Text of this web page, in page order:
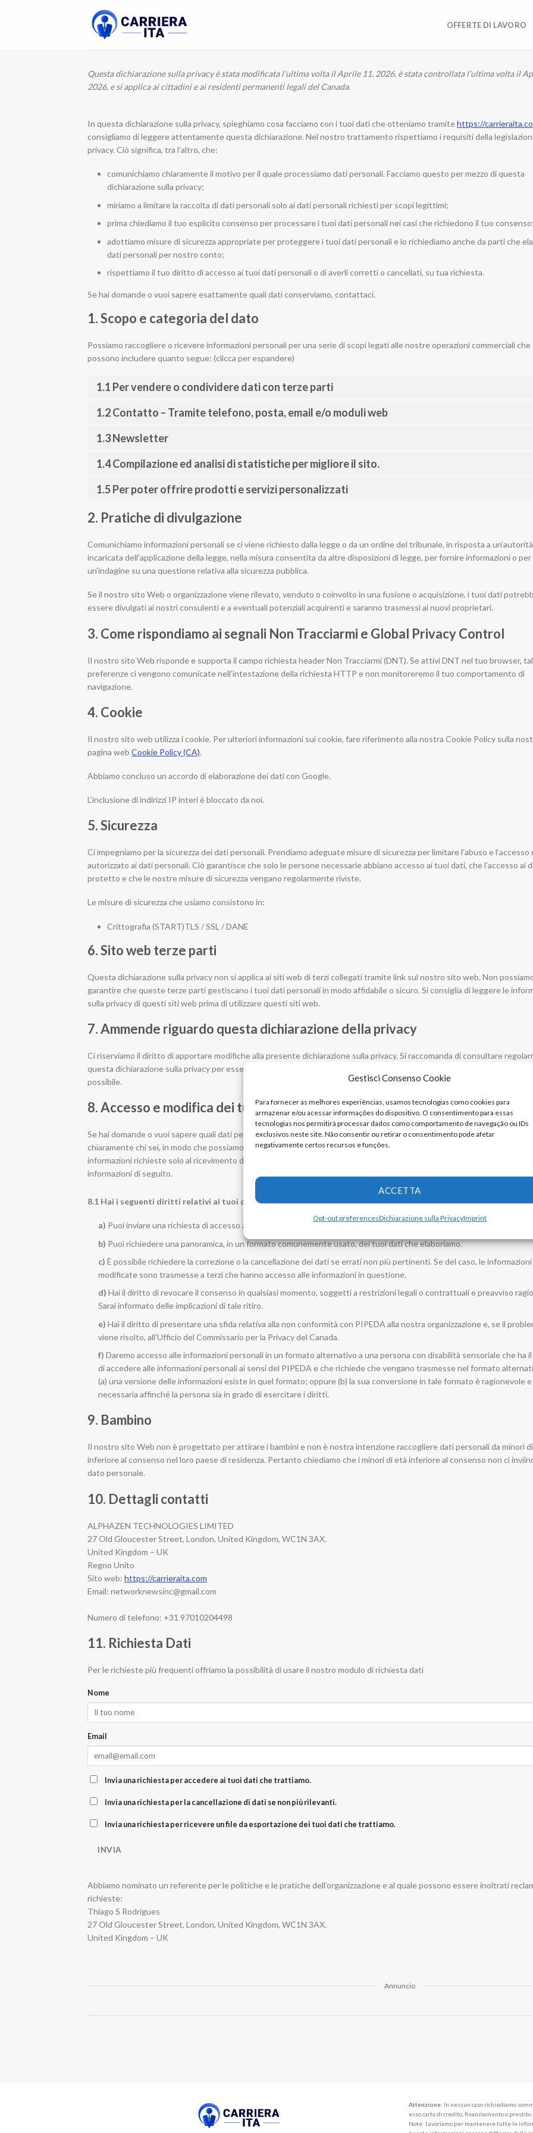
Gestisci Consenso Cookie
Para fornecer as melhores experiências, usamos tecnologias como cookies para
armazenar e/ou acessar informações do dispositivo. O consentimento para essas
tecnologias nos permitirá processar dados como comportamento de navegação ou IDs
exclusivos neste site. Não consentir ou retirar o consentimento pode afetar
negativamente certos recursos e funções.
ACCETTA
Opt-out preferencesDichiarazione sulla PrivacyImprint
OFFERTE DI LAVORO
Questa dichiarazione sulla privacy è stata modificata l’ultima volta il Aprile 11, 2026, è stata controllata l’ultima volta il
2026, e si applica ai cittadini e ai residenti permanenti legali del Canada.
In questa dichiarazione sulla privacy, spieghiamo cosa facciamo con i tuoi dati che otteniamo tramitehttps://
consigliamo di leggere attentamente questa dichiarazione. Nel nostro trattamento rispettiamo i requisiti della
privacy. Ciò significa, tra l’altro, che:
comunichiamo chiaramente il motivo per il quale processiamo dati personali. Facciamo questo per mezzo di questa
dichiarazione sulla privacy;
miriamo a limitare la raccolta di dati personali solo ai dati personali richiesti per scopi legittimi;
prima chiediamo il tuo esplicito consenso per processare i tuoi dati personali nei casi che richiedono il tuo consenso;
adottiamo misure di sicurezza appropriate per proteggere i tuoi dati personali e lo richiediamo anche da parti che
dati personali per nostro conto;
rispettiamo il tuo diritto di accesso ai tuoi dati personali o di averli corretti o cancellati, su tua richiesta.
Se hai domande o vuoi sapere esattamente quali dati conserviamo, contattaci.
1. Scopo e categoria del dato
Possiamo raccogliere o ricevere informazioni personali per una serie di scopi legati alle nostre operazioni commerciali che
possono includere quanto segue: (clicca per espandere)
1.1 Per vendere o condividere dati con terze parti
1.2 Contatto – Tramite telefono, posta, email e/o moduli web
1.3 Newsletter
1.4 Compilazione ed analisi di statistiche per migliore il sito.
1.5 Per poter offrire prodotti e servizi personalizzati
2. Pratiche di divulgazione
Comunichiamo informazioni personali se ci viene richiesto dalla legge o da un ordine del tribunale, in risposta a un’autorità
incaricata dell’applicazione della legge, nella misura consentita da altre disposizioni di legge, per fornire informazioni o per
un’indagine su una questione relativa alla sicurezza pubblica.
Se il nostro sito Web o organizzazione viene rilevato, venduto o coinvolto in una fusione o acquisizione, i tuoi dati
essere divulgati ai nostri consulenti e a eventuali potenziali acquirenti e saranno trasmessi ai nuovi proprietari.
3. Come rispondiamo ai segnali Non Tracciarmi e Global Privacy Control
Il nostro sito Web risponde e supporta il campo richiesta header Non Tracciarmi (DNT). Se attivi DNT nel tuo browser,
preferenze ci vengono comunicate nell’intestazione della richiesta HTTP e non monitoreremo il tuo comportamento di
navigazione.
4. Cookie
Il nostro sito web utilizza i cookie. Per ulteriori informazioni sui cookie, fare riferimento alla nostra Cookie Policy sulla
pagina web Cookie Policy (CA).
Abbiamo concluso un accordo di elaborazione dei dati con Google.
L’inclusione di indirizzi IP interi è bloccato da noi.
5. Sicurezza
Ci impegniamo per la sicurezza dei dati personali. Prendiamo adeguate misure di sicurezza per limitare l’abuso e l’accesso
autorizzato ai dati personali. Ciò garantisce che solo le persone necessarie abbiano accesso ai tuoi dati, che l’accesso ai
protetto e che le nostre misure di sicurezza vengano regolarmente riviste.
Le misure di sicurezza che usiamo consistono in:
Crittografia (START)TLS / SSL / DANE
6. Sito web terze parti
Questa dichiarazione sulla privacy non si applica ai siti web di terzi collegati tramite link sul nostro sito web. Non
garantire che queste terze parti gestiscano i tuoi dati personali in modo affidabile o sicuro. Si consiglia di leggere le
sulla privacy di questi siti web prima di utilizzare questi siti web.
7. Ammende riguardo questa dichiarazione della privacy
Ci riserviamo il diritto di apportare modifiche alla presente dichiarazione sulla privacy. Si raccomanda di consultare
questa dichiarazione sulla privacy per essere a conoscenza di eventuali modifiche. Inoltre, ti informeremo attivamente
possibile.
8. Accesso e modifica dei tuoi dati
Se hai domande o vuoi sapere quali dati personali abbiamo di te, ti preghiamo di contattarci. Assicurati di indicare sempre
chiaramente chi sei, in modo che possiamo essere certi di non modificare o eliminare i dati della persona sbagliata.
informazioni richieste solo al ricevimento di una richiesta verificabile da parte del consumatore. Puoi contattarci
informazioni di seguito.
8.1 Hai i seguenti diritti relativi ai tuoi dati personali
Puoi inviare una richiesta di accesso ai tuoi dati che elaboriamo.
Puoi richiedere una panoramica, in un formato comunemente usato, dei tuoi dati che elaboriamo.
È possibile richiedere la correzione o la cancellazione dei dati se errati non più pertinenti. Se del caso, le informazioni
modificate sono trasmesse a terzi che hanno accesso alle informazioni in questione.
Hai il diritto di revocare il consenso in qualsiasi momento, soggetti a restrizioni legali o contrattuali e preavviso
Sarai informato delle implicazioni di tale ritiro.
Hai il diritto di presentare una sfida relativa alla non conformità con PIPEDA alla nostra organizzazione e, se il
viene risolto, all’Ufficio del Commissario per la Privacy del Canada.
Daremo accesso alle informazioni personali in un formato alternativo a una persona con disabilità sensoriale che ha
di accedere alle informazioni personali ai sensi del PIPEDA e che richiede che vengano trasmesse nel formato
(a) una versione delle informazioni esiste in quel formato; oppure (b) la sua conversione in tale formato è ragionevole e
necessaria affinché la persona sia in grado di esercitare i diritti.
9. Bambino
Il nostro sito Web non è progettato per attirare i bambini e non è nostra intenzione raccogliere dati personali da minori
inferiore al consenso nel loro paese di residenza. Pertanto chiediamo che i minori di età inferiore al consenso non ci
dato personale.
10. Dettagli contatti
ALPHAZEN TECHNOLOGIES LIMITED
27 Old Gloucester Street, London, United Kingdom, WC1N 3AX.
United Kingdom – UK
Regno Unito
Sito web: https://carrieraita.com
Email: networknewsinc@gmail.com
Numero di telefono: +31 97010204498
11. Richiesta Dati
Per le richieste più frequenti offriamo la possibilità di usare il nostro modulo di richiesta dati
Nome
Email
Invia una richiesta per accedere ai tuoi dati che trattiamo.
Invia una richiesta per la cancellazione di dati se non più rilevanti.
Invia una richiesta per ricevere un file da esportazione dei tuoi dati che trattiamo.
Abbiamo nominato un referente per le politiche e le pratiche dell’organizzazione e al quale possono essere inoltrati
richieste:
Thiago S Rodrigues
27 Old Gloucester Street, London, United Kingdom, WC1N 3AX.
United Kingdom – UK
Annuncio
Attenzione: In nessun caso richiediamo
esso carta di credito, finanziamento o
Note: Lavoriamo per mantenere tutte le